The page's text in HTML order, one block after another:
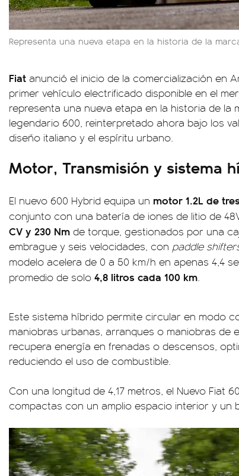
Representa una nueva etapa en la historia de la
Fiat anunció el inicio de la comercialización en
primer vehículo electrificado disponible en el
representa una nueva etapa en la historia de la
legendario 600, reinterpretado ahora bajo los
diseño italiano y el espíritu urbano.
Motor, Transmisión y sistema
El nuevo 600 Hybrid equipa un motor 1.2L de
conjunto con una batería de iones de litio de
CV y 230 Nm de torque, gestionados por una
embrague y seis velocidades, con paddle
modelo acelera de 0 a 50 km/h en apenas 4,4
promedio de solo 4,8 litros cada 100 km.
Este sistema híbrido permite circular en modo
maniobras urbanas, arranques o maniobras de
recupera energía en frenadas o descensos,
reduciendo el uso de combustible.
Con una longitud de 4,17 metros, el Nuevo Fiat
compactas con un amplio espacio interior y un